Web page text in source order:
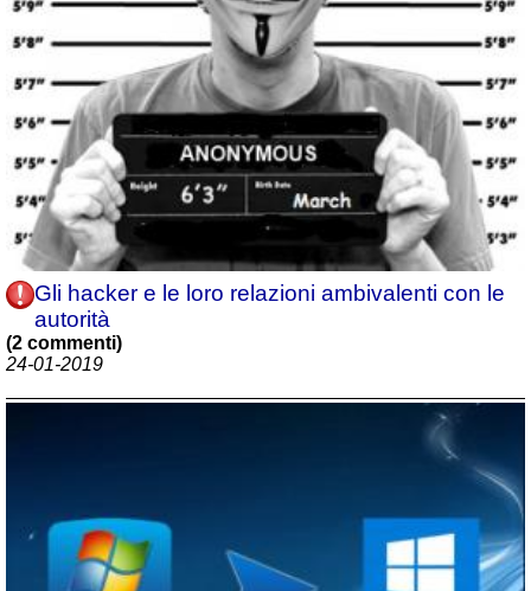
Gli hacker e le loro relazioni ambivalenti con le
autorità
(2 commenti)
24-01-2019